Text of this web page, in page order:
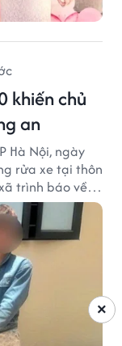
khiến chủ
an
Hà Nội, ngày
rửa xe tại thôn
trình báo về
Trong cốp
1,2 triệu
×